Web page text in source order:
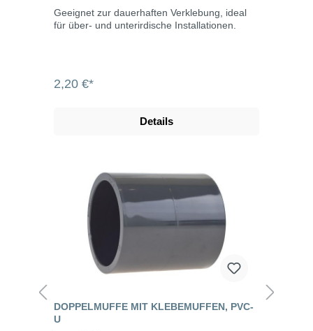
Geeignet zur dauerhaften Verklebung, ideal
für über- und unterirdische Installationen.
2,20 €*
Details
DOPPELMUFFE MIT KLEBEMUFFEN, PVC-
U